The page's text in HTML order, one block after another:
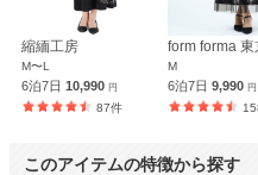
縮緬工房
M〜L
6泊7日 10,990 円
87件
M
6泊7日9,990円
このアイテムの特徴から探す